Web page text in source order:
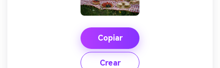
Copiar
Crear